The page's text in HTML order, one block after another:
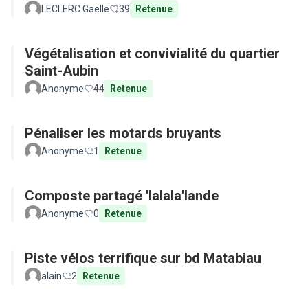
LECLERC Gaëlle 39 Retenue
Végétalisation et convivialité du quartier
Saint-Aubin
Anonyme 44 Retenue
Pénaliser les motards bruyants
Anonyme 1 Retenue
Composte partagé 'lalala'lande
Anonyme 0 Retenue
Piste vélos terrifique sur bd Matabiau
alain 2 Retenue